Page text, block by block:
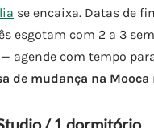
se encaixa. Datas de
esgotam com 2 a 3
agende com tempo
de mudança na Mooca